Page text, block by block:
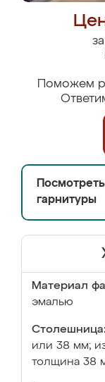
за
Поможем
гарнитуры
Материал
эмалью
Столешница:
или 38 мм;
толщина 38